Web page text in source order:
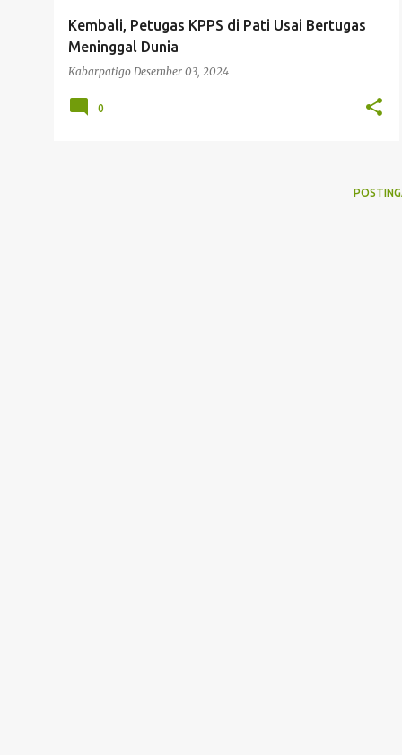
Kembali, Petugas KPPS di Pati Usai Bertugas
Meninggal Dunia
Kabarpatigo Desember 03, 2024
0